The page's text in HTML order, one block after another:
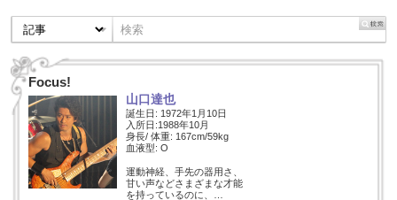
Focus!
山口達也
誕生日: 1972年1月10日
入所日:1988年10月
身長/ 体重: 167cm/59kg
血液型: O
運動神経、手先の器用さ、
甘い声などさまざまな才能
を持っているのに、…